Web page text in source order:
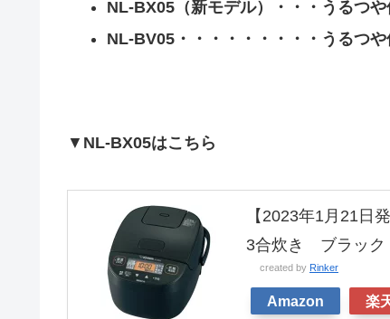
NL-BX05（新モデル）・・・うるつや
NL-BV05・・・・・・・・・うるつや
▼ NL-BX05はこちら
【2023年1月21
3合炊き ブラッ
created by Rinker
Amazon 楽